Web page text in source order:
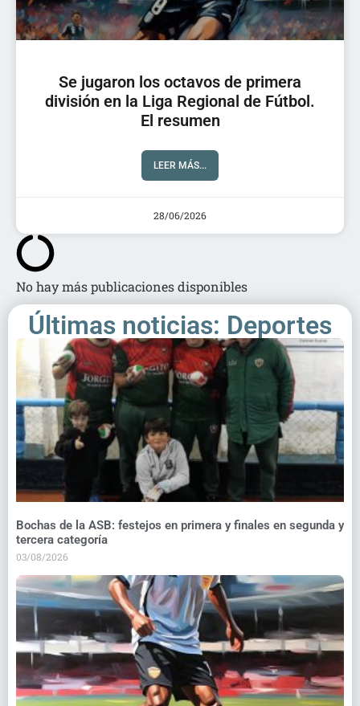
Se jugaron los octavos de primera
división en la Liga Regional de Fútbol.
El resumen
LEER MÁS...
28/06/2026
No hay más publicaciones disponibles
Últimas noticias: Deportes
Bochas de la ASB: festejos en primera y finales en segunda y
tercera categoría
03/08/2026